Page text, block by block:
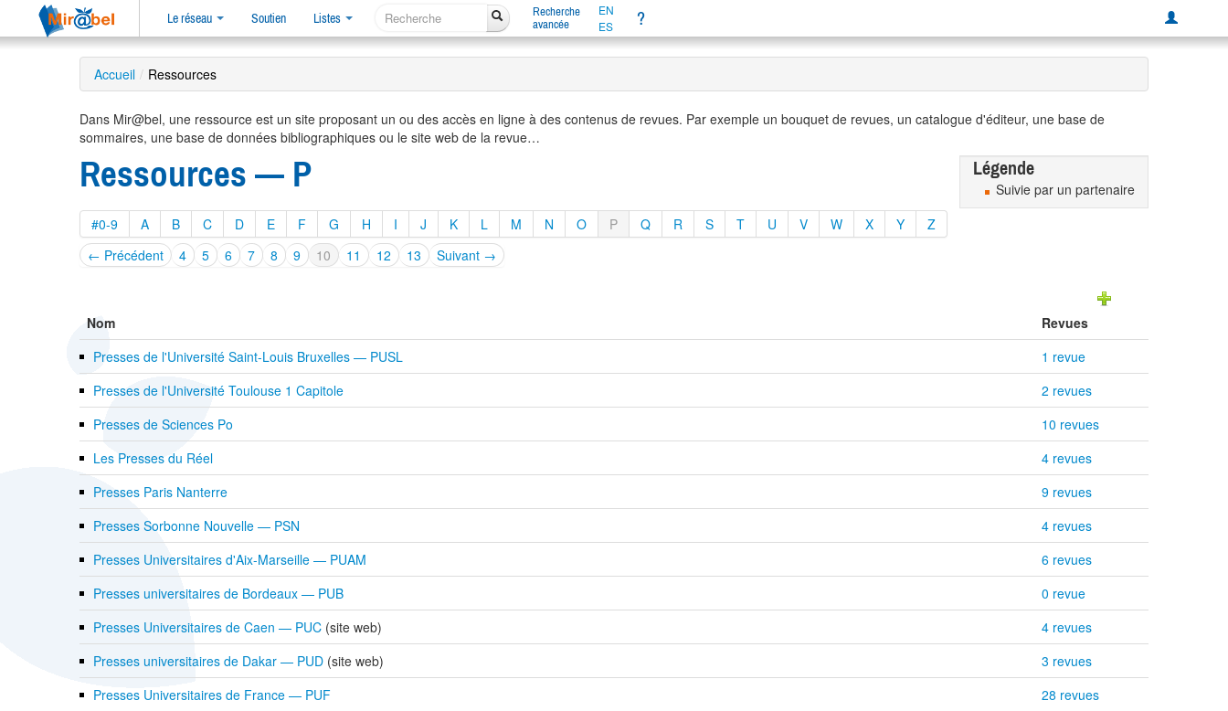
Le réseau Soutien Listes
Recherche
avancée
EN
ES
?
Accueil / Ressources
Dans Mir@bel, une ressource est un site proposant un ou des accès en ligne à des contenus de revues. Par exemple un bouquet de revues, un catalogue d'éditeur, une base de
sommaires, une base de données bibliographiques ou le site web de la revue…
Légende
Suivie par un partenaire
Ressources — P
#0-9 A B C D E F G H I J K L M N O P Q R S T U V W X Y
Z
← Précédent
4 5 6 7 8 9 10 11 12 13 Suivant →
Nom
Revues
Presses de l'Université Saint-Louis Bruxelles — PUSL
1 revue
Presses de l'Université Toulouse 1 Capitole
2 revues
Presses de Sciences Po
10 revues
Les Presses du Réel
4 revues
Presses Paris Nanterre
9 revues
Presses Sorbonne Nouvelle — PSN
4 revues
Presses Universitaires d'Aix-Marseille — PUAM
6 revues
Presses universitaires de Bordeaux — PUB
0 revue
Presses Universitaires de Caen — PUC(site web)
4 revues
Presses universitaires de Dakar — PUD(site web)
3 revues
Presses Universitaires de France — PUF
28 revues